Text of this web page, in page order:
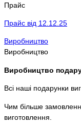
Прайс
Прайс від 12.12.25
Виробництво
Виробництво
Виробництво
Всі наші подарунки
Чим більше
виготовлення.